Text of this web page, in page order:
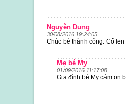
Nguyễn Dung
30/08/2016 19:24:05
Chúc bé thành công. Cố len
Mẹ bé My
01/09/2016 11:17:08
Gia đình bé My cám on